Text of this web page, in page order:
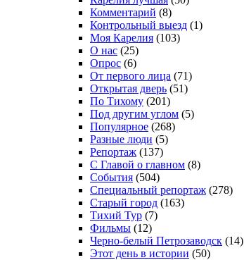
Комментарий (8)
Контрольный выезд (1)
Моя Карелия (103)
О нас (25)
Опрос (6)
От первого лица (71)
Открытая дверь (51)
По Тихому (201)
Под другим углом (5)
Популярное (268)
Разные люди (5)
Репортаж (137)
С Главой о главном (8)
События (504)
Специальный репортаж (278)
Старый город (163)
Тихий Тур (7)
Фильмы (12)
Черно-белый Петрозаводск (14)
Этот день в истории (50)